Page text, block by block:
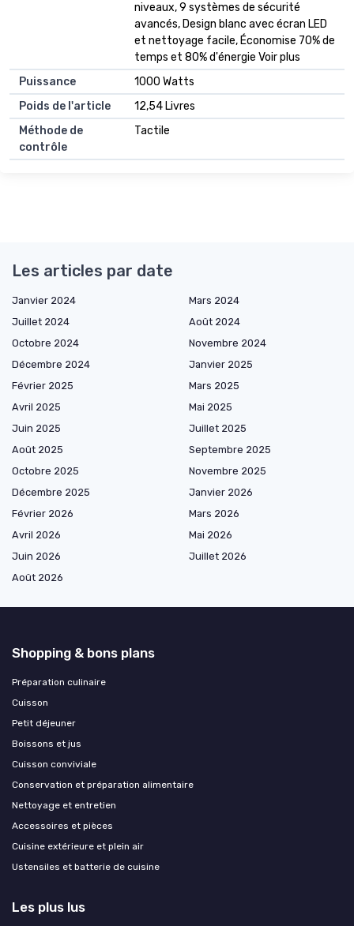
niveaux, 9 systèmes de sécurité
avancés, Design blanc avec écran LED
et nettoyage facile, Économise 70% de
temps et 80% d'énergie Voir plus
Puissance
1000 Watts
Poids de l'article
12,54 Livres
Méthode de
contrôle
Tactile
Les articles par date
Janvier 2024
Mars 2024
Juillet 2024
Août 2024
Octobre 2024
Novembre 2024
Décembre 2024
Janvier 2025
Février 2025
Mars 2025
Avril 2025
Mai 2025
Juin 2025
Juillet 2025
Août 2025
Septembre 2025
Octobre 2025
Novembre 2025
Décembre 2025
Janvier 2026
Février 2026
Mars 2026
Avril 2026
Mai 2026
Juin 2026
Juillet 2026
Août 2026
Shopping & bons plans
Préparation culinaire
Cuisson
Petit déjeuner
Boissons et jus
Cuisson conviviale
Conservation et préparation alimentaire
Nettoyage et entretien
Accessoires et pièces
Cuisine extérieure et plein air
Ustensiles et batterie de cuisine
Les plus lus